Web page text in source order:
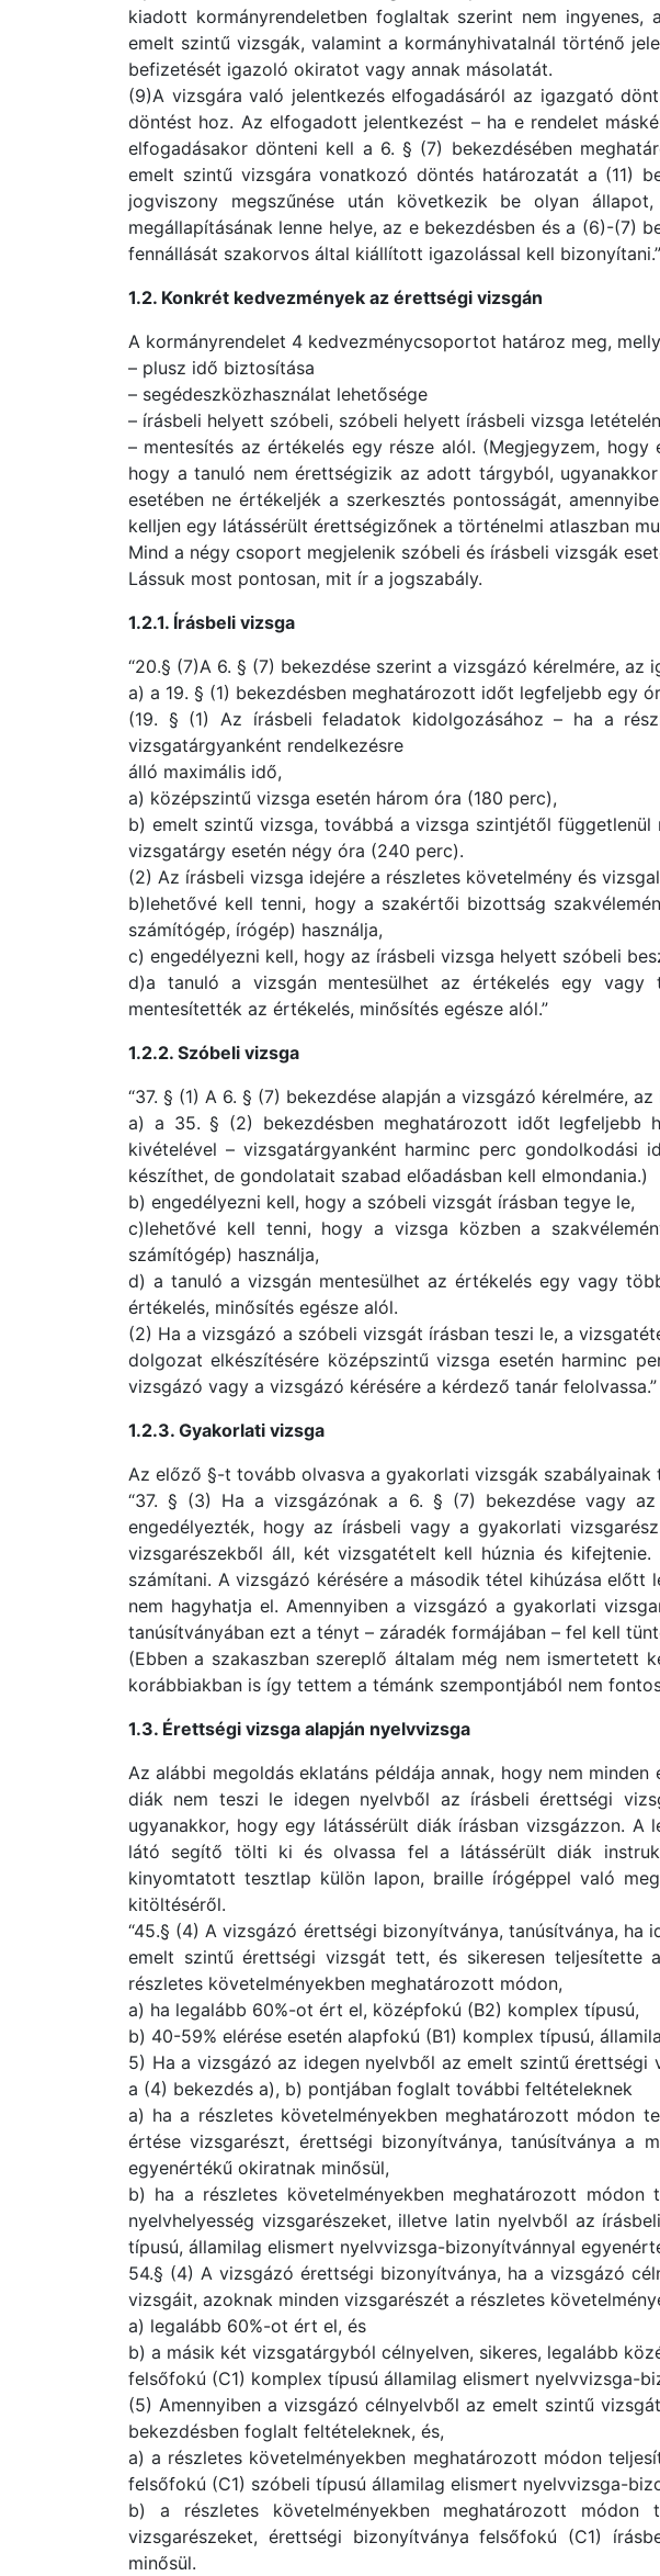
kiadott kormányrendeletben foglaltak szerint nem
emelt szintű vizsgák, valamint a kormányhivatalnál történő
befizetését igazoló okiratot vagy annak másolatát.
(9)A vizsgára való jelentkezés elfogadásáról az igazgató
döntést hoz. Az elfogadott jelentkezést – ha e rendelet
elfogadásakor dönteni kell a 6. § (7) bekezdésében
emelt szintű vizsgára vonatkozó döntés határozatát a (11)
jogviszony megszűnése után következik be olyan
megállapításának lenne helye, az e bekezdésben és a (6)-(7)
fennállását szakorvos által kiállított igazolással kell bizonyítani.”
1.2. Konkrét kedvezmények az érettségi vizsgán
A kormányrendelet 4 kedvezménycsoportot határoz meg,
– plusz idő biztosítása
– segédeszközhasználat lehetősége
– írásbeli helyett szóbeli, szóbeli helyett írásbeli vizsga
– mentesítés az értékelés egy része alól. (Megjegyzem,
hogy a tanuló nem érettségizik az adott tárgyból,
esetében ne értékeljék a szerkesztés pontosságát,
kelljen egy látássérült érettségizőnek a történelmi atlaszban
Mind a négy csoport megjelenik szóbeli és írásbeli vizsgák
Lássuk most pontosan, mit ír a jogszabály.
1.2.1. Írásbeli vizsga
“20.§ (7)A 6. § (7) bekezdése szerint a vizsgázó kérelmére, az
a) a 19. § (1) bekezdésben meghatározott időt legfeljebb egy
(19. § (1) Az írásbeli feladatok kidolgozásához – ha a
vizsgatárgyanként rendelkezésre
álló maximális idő,
a) középszintű vizsga esetén három óra (180 perc),
b) emelt szintű vizsga, továbbá a vizsga szintjétől
vizsgatárgy esetén négy óra (240 perc).
(2) Az írásbeli vizsga idejére a részletes követelmény és
b)lehetővé kell tenni, hogy a szakértői bizottság
számítógép, írógép) használja,
c) engedélyezni kell, hogy az írásbeli vizsga helyett szóbeli
d)a tanuló a vizsgán mentesülhet az értékelés egy vagy
mentesítették az értékelés, minősítés egésze alól.”
1.2.2. Szóbeli vizsga
“37. § (1) A 6. § (7) bekezdése alapján a vizsgázó kérelmére,
a) a 35. § (2) bekezdésben meghatározott időt legfeljebb
kivételével – vizsgatárgyanként harminc perc
készíthet, de gondolatait szabad előadásban kell elmondania.)
b) engedélyezni kell, hogy a szóbeli vizsgát írásban tegye le,
c)lehetővé kell tenni, hogy a vizsga közben a
számítógép) használja,
d) a tanuló a vizsgán mentesülhet az értékelés egy vagy
értékelés, minősítés egésze alól.
(2) Ha a vizsgázó a szóbeli vizsgát írásban teszi le, a
dolgozat elkészítésére középszintű vizsga esetén harminc
vizsgázó vagy a vizsgázó kérésére a kérdező tanár felolvassa.”
1.2.3. Gyakorlati vizsga
Az előző §-t tovább olvasva a gyakorlati vizsgák
“37. § (3) Ha a vizsgázónak a 6. § (7) bekezdése vagy
engedélyezték, hogy az írásbeli vagy a gyakorlati
vizsgarészekből áll, két vizsgatételt kell húznia és
számítani. A vizsgázó kérésére a második tétel kihúzása
nem hagyhatja el. Amennyiben a vizsgázó a gyakorlati
tanúsítványában ezt a tényt – záradék formájában – fel kell
(Ebben a szakaszban szereplő általam még nem ismertetett
korábbiakban is így tettem a témánk szempontjából nem
1.3. Érettségi vizsga alapján nyelvvizsga
Az alábbi megoldás eklatáns példája annak, hogy nem
diák nem teszi le idegen nyelvből az írásbeli érettségi
ugyanakkor, hogy egy látássérült diák írásban vizsgázzon.
látó segítő tölti ki és olvassa fel a látássérült diák
kinyomtatott tesztlap külön lapon, braille írógéppel való
kitöltéséről.
“45.§ (4) A vizsgázó érettségi bizonyítványa, tanúsítványa,
emelt szintű érettségi vizsgát tett, és sikeresen teljesítette
részletes követelményekben meghatározott módon,
a) ha legalább 60%-ot ért el, középfokú (B2) komplex típusú,
b) 40-59% elérése esetén alapfokú (B1) komplex típusú,
5) Ha a vizsgázó az idegen nyelvből az emelt szintű
a (4) bekezdés a), b) pontjában foglalt további feltételeknek
a) ha a részletes követelményekben meghatározott módon
értése vizsgarészt, érettségi bizonyítványa, tanúsítványa a
egyenértékű okiratnak minősül,
b) ha a részletes követelményekben meghatározott
nyelvhelyesség vizsgarészeket, illetve latin nyelvből az
típusú, államilag elismert nyelvvizsga-bizonyítvánnyal
54.§ (4) A vizsgázó érettségi bizonyítványa, ha a vizsgázó
vizsgáit, azoknak minden vizsgarészét a részletes
a) legalább 60%-ot ért el, és
b) a másik két vizsgatárgyból célnyelven, sikeres, legalább
felsőfokú (C1) komplex típusú államilag elismert nyelvvizsga-
(5) Amennyiben a vizsgázó célnyelvből az emelt szintű
bekezdésben foglalt feltételeknek, és,
a) a részletes követelményekben meghatározott módon
felsőfokú (C1) szóbeli típusú államilag elismert nyelvvizsga-
b) a részletes követelményekben meghatározott
vizsgarészeket, érettségi bizonyítványa felsőfokú (C1)
minősül.